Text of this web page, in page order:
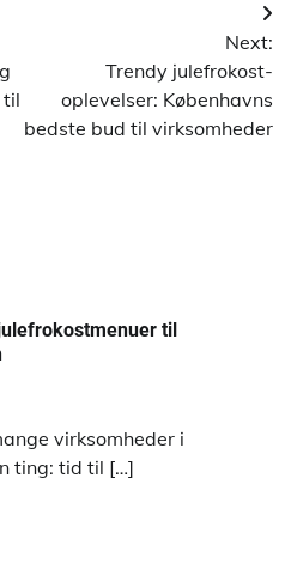
til
Next:
Trendy julefrokost-
oplevelser: Københavns
bedste bud til virksomheder
til
virksomheder i
ting: tid til […]